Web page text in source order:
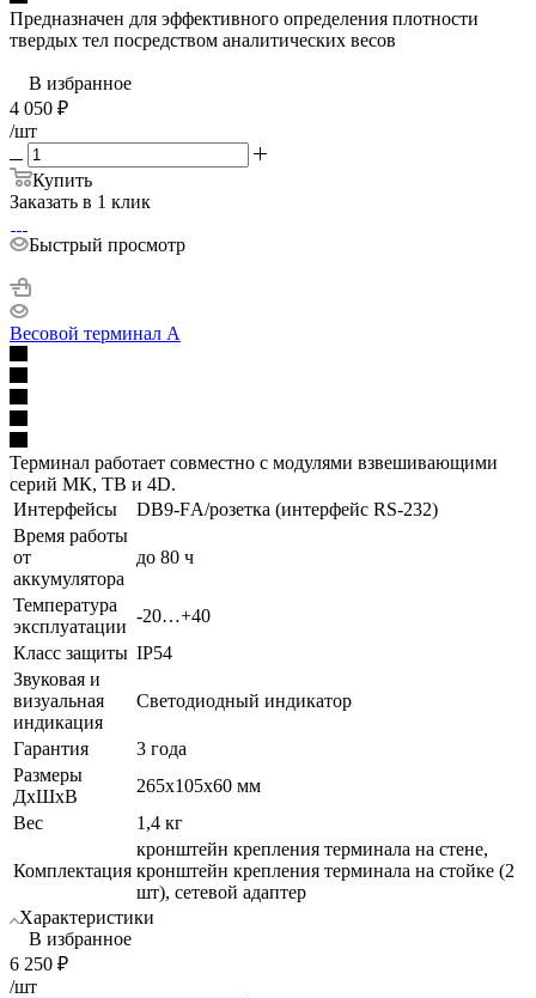
Предназначен для эффективного определения плотности
твердых тел посредством аналитических весов
В избранное
4 050 ₽
/шт
Купить
Заказать в 1 клик
Быстрый просмотр
Весовой терминал A
Терминал работает совместно с модулями взвешивающими
серий МК, ТВ и 4D.
Интерфейсы
DB9-FА/розетка (интерфейс RS-232)
Время работы
от
аккумулятора
до 80 ч
Температура
эксплуатации
-20…+40
Класс защиты IP54
Звуковая и
визуальная
индикация
Светодиодный индикатор
Гарантия
3 года
Размеры
ДхШхВ
265x105x60 мм
Вес
1,4 кг
Комплектация
кронштейн крепления терминала на стене,
кронштейн крепления терминала на стойке (2
шт), сетевой адаптер
Характеристики
В избранное
6 250 ₽
/шт